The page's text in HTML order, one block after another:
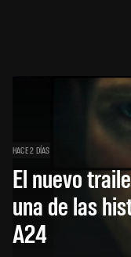
HACE 2 DÍAS
El nuevo
una de las
A24